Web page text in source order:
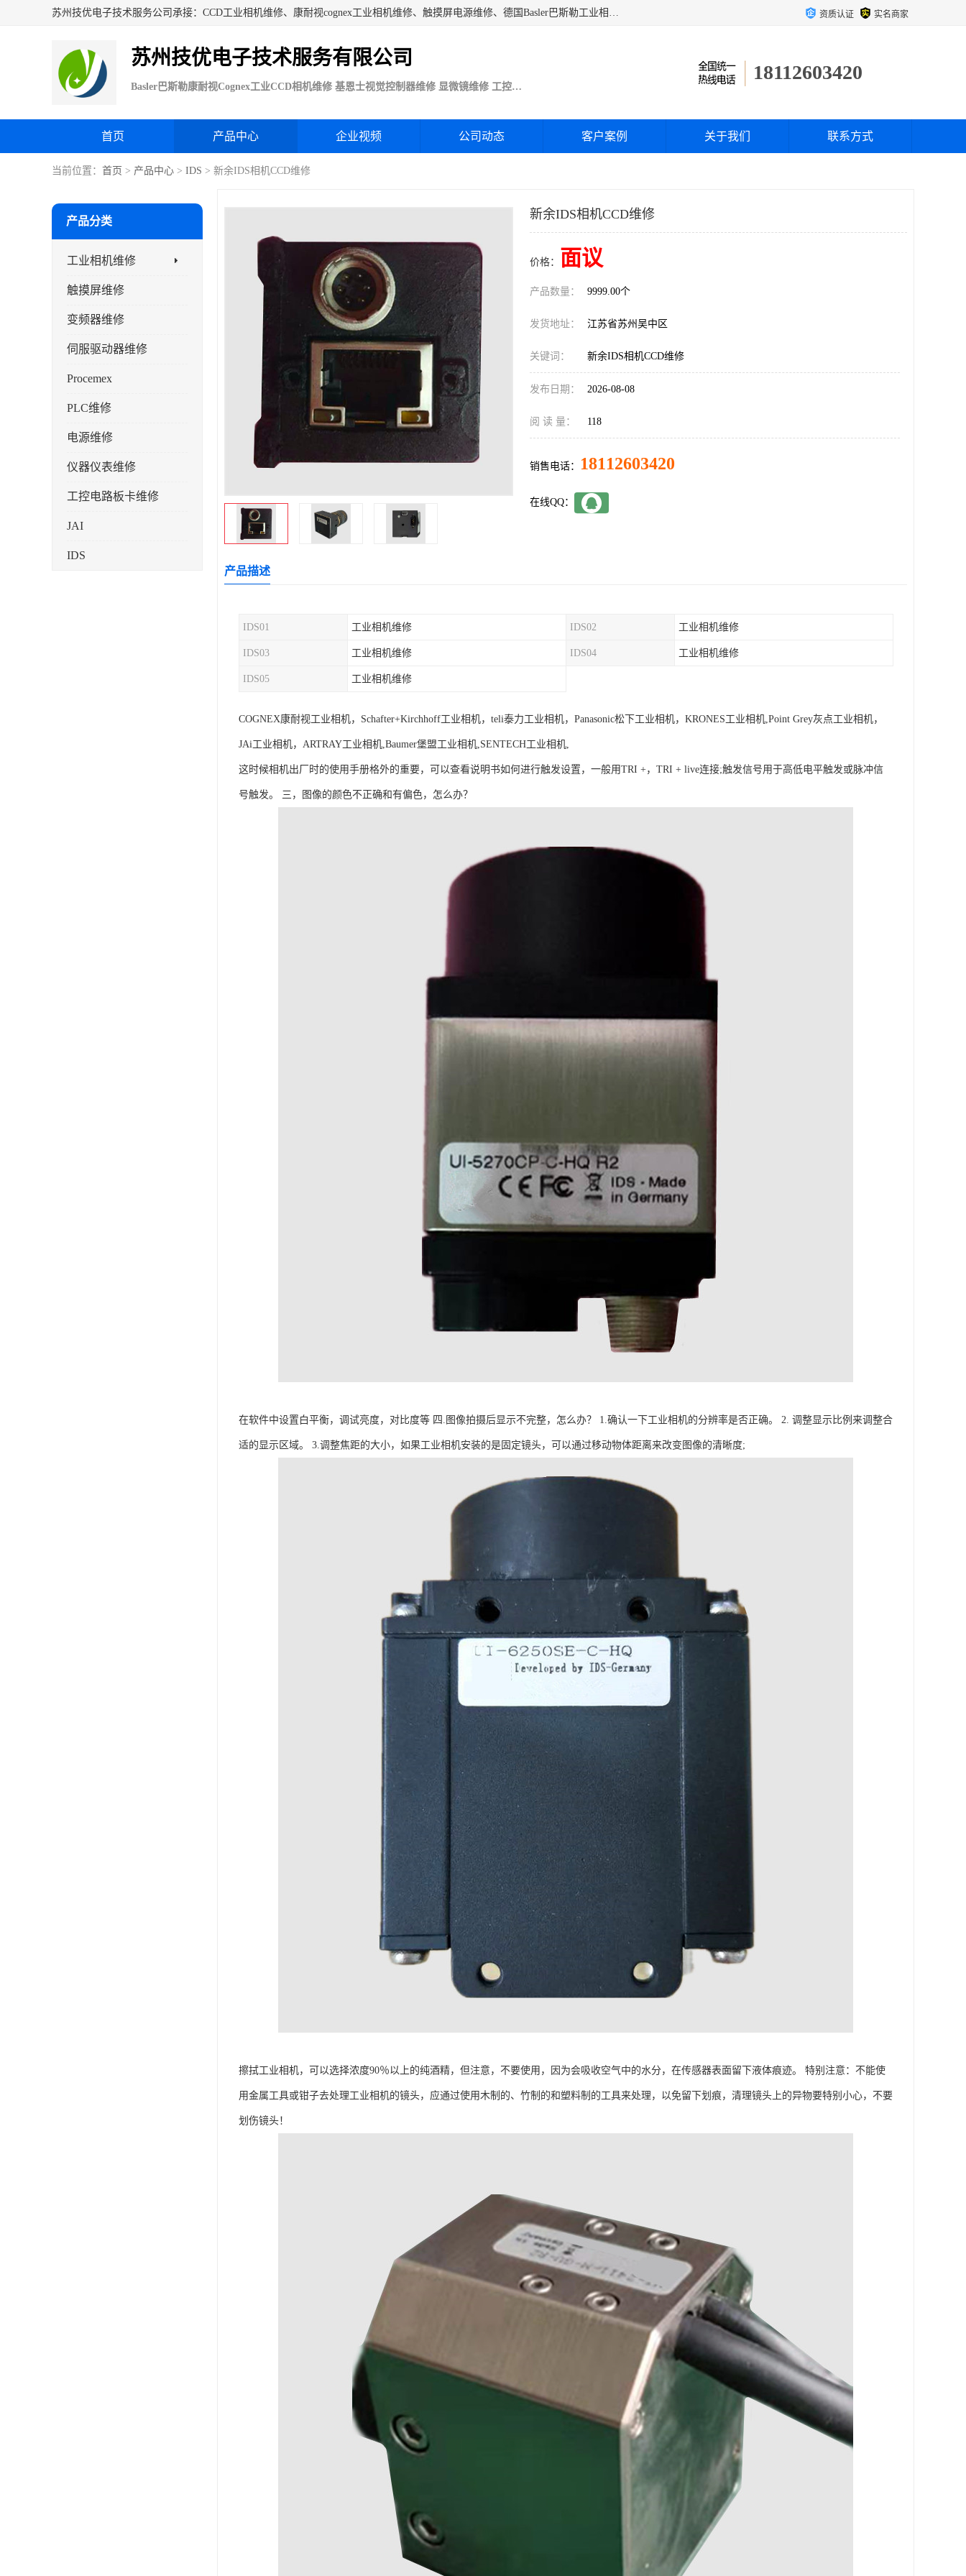
苏州技优电子技术服务公司承接：CCD工业相机维修、康耐视cognex工业相机维修、触摸屏电源维修、德国Basler巴斯勒工业相机维修、科研蛋白分析仪制冷相机维修等各种设备维修。公司客户行业涉及机械制造、注塑业、橡胶、电路板制造工厂、印刷、电梯、汽车生产、发电、电镀、医疗、食品、包装等。 资质认证 实名商家
苏州技优电子技术服务有限公司
Basler巴斯勒康耐视Cognex工业CCD相机维修 基恩士视觉控制器维修 显微镜维修 工控触摸屏电源电路板维修
18112603420
首页 产品中心 企业视频 公司动态 客户案例 关于我们 联系方式
当前位置： 首页 > 产品中心 > IDS > 新余IDS相机CCD维修
产品分类
工业相机维修
触摸屏维修
变频器维修
伺服驱动器维修
Procemex
PLC维修
电源维修
仪器仪表维修
工控电路板卡维修
JAI
IDS
新余IDS相机CCD维修
价格： 面议
产品数量： 9999.00个
发货地址： 江苏省苏州吴中区
关键词： 新余IDS相机CCD维修
发布日期： 2026-08-08
阅 读 量： 118
销售电话： 18112603420
在线QQ：
产品描述
IDS01 工业相机维修 IDS02 工业相机维修
IDS03 工业相机维修 IDS04 工业相机维修
IDS05 工业相机维修
COGNEX康耐视工业相机，Schafter+Kirchhoff工业相机，teli泰力工业相机，Panasonic松下工业相机，KRONES工业相机,Point Grey灰点工业相机，
JAi工业相机，ARTRAY工业相机,Baumer堡盟工业相机,SENTECH工业相机,
这时候相机出厂时的使用手册格外的重要，可以查看说明书如何进行触发设置，一般用TRI +，TRI + live连接;触发信号用于高低电平触发或脉冲信
号触发。 三，图像的颜色不正确和有偏色，怎么办？
在软件中设置白平衡，调试亮度，对比度等 四.图像拍摄后显示不完整，怎么办？ 1.确认一下工业相机的分辨率是否正确。 2. 调整显示比例来调整合
适的显示区域。 3.调整焦距的大小，如果工业相机安装的是固定镜头，可以通过移动物体距离来改变图像的清晰度;
擦拭工业相机，可以选择浓度90％以上的纯酒精，但注意，不要使用，因为会吸收空气中的水分，在传感器表面留下液体痕迹。 特别注意：不能使
用金属工具或钳子去处理工业相机的镜头，应通过使用木制的、竹制的和塑料制的工具来处理，以免留下划痕，清理镜头上的异物要特别小心，不要
划伤镜头！